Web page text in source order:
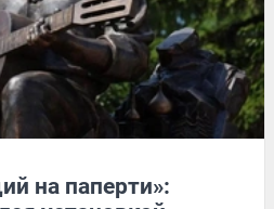
на паперти»: